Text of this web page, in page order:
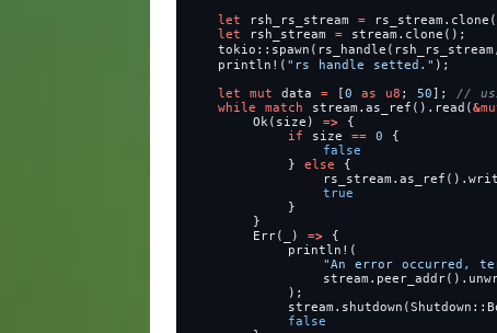
let
rsh_rs_stream =
let
rsh_stream =
stream.clone();
tokio::spawn(rs_handle(rsh_rs_stream,
println! ( " rs handle setted. " );
let
mut data = [0 as u8 ; 50];
while
match stream.as_ref().read(&
Ok(size)
=>
{
if
size == 0
{
false
}
else
{
true
}
}
Err(_)
=>
{
println! (
"An error occurred,
);
false